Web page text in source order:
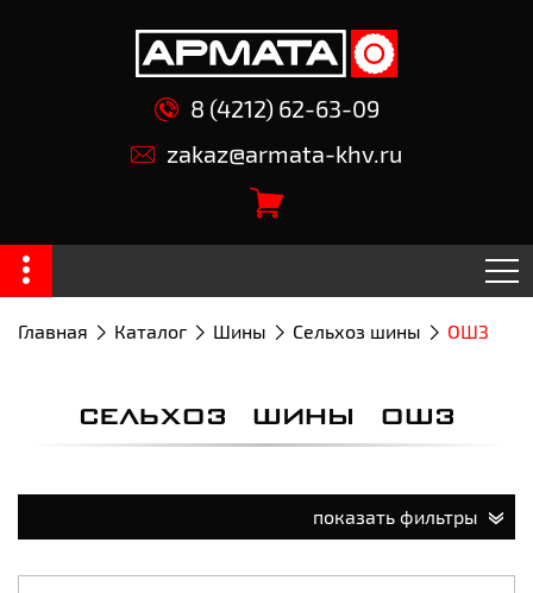
8 (4212) 62-63-09
zakaz@armata-khv.ru
Главная Каталог Шины Сельхоз шины ОШЗ
СЕЛЬХОЗ ШИНЫ ОШЗ
показать фильтры